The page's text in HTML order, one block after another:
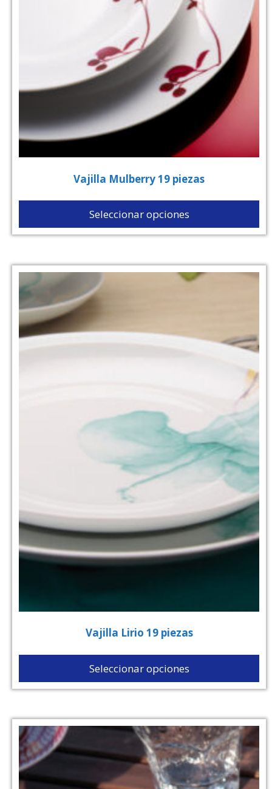
Vajilla Mulberry 19 piezas
Seleccionar opciones
Vajilla Lirio 19 piezas
Seleccionar opciones